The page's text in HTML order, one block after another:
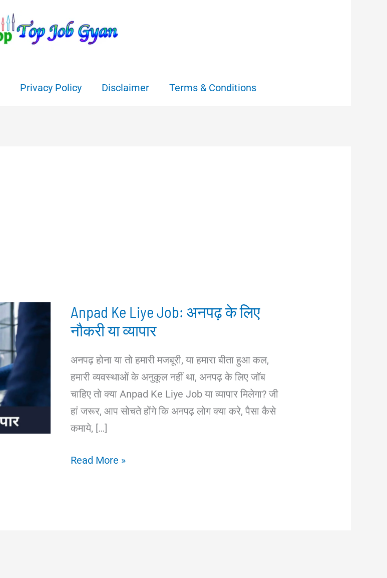
Privacy Policy Disclaimer Terms & Conditions
Anpad Ke Liye Job: अनपढ़ के लिए
नौकरी या व्यापार
अनपढ़ होना या तो हमारी मजबूरी, या हमारा बीता हुआ कल,
हमारी व्यवस्थाओं के अनुकूल नहीं था, अनपढ़ के लिए जॉब
चाहिए तो क्या Anpad Ke Liye Job या व्यापार मिलेगा? जी
हां जरूर, आप सोचते होंगे कि अनपढ़ लोग क्या करे, पैसा कैसे
कमाये, […]
Anpad
Read More »